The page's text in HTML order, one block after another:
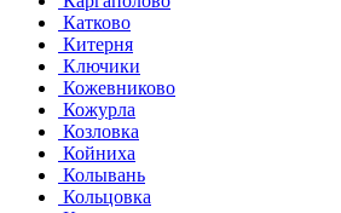
Катково
Китерня
Ключики
Кожевниково
Кожурла
Козловка
Койниха
Колывань
Кольцовка